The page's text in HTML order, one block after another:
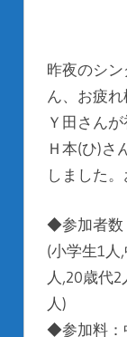
昨夜のシ
ん、お疲れ
Ｙ田さん
Ｈ本(ひ)さ
しました
◆参加者数
(小学生1人
人,20歳代
人)
◆参加料：